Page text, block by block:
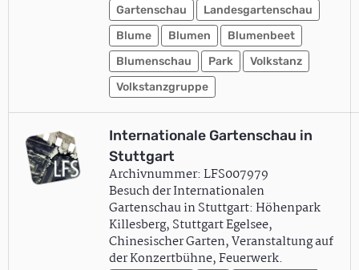
Gartenschau
Landesgartenschau
Blume
Blumen
Blumenbeet
Blumenschau
Park
Volkstanz
Volkstanzgruppe
Internationale Gartenschau in
Stuttgart
Archivnummer: LFS007979
Besuch der Internationalen
Gartenschau in Stuttgart: Höhenpark
Killesberg, Stuttgart Egelsee,
Chinesischer Garten, Veranstaltung auf
der Konzertbühne, Feuerwerk.